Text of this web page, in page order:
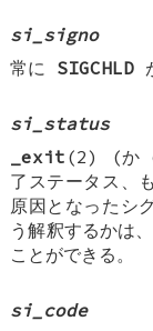
si_signo
常に SIGCHLD
si_status
_exit (2) (か
了ステータス、
原因となったシ
う解釈するかは、
ことができる。
si_code